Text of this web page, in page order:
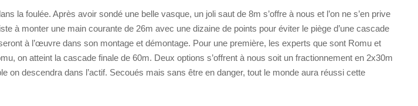
la foulée. Après avoir sondé une belle vasque, un joli saut de 8m s’offre à nous et l’on ne s’en prive
à monter une main courante de 26m avec une dizaine de points pour éviter le piège d’une cascade
à l’œuvre dans son montage et démontage. Pour une première, les experts que sont Romu et
on atteint la cascade finale de 60m. Deux options s’offrent à nous soit un fractionnement en 2x30m
on descendra dans l’actif. Secoués mais sans être en danger, tout le monde aura réussi cette